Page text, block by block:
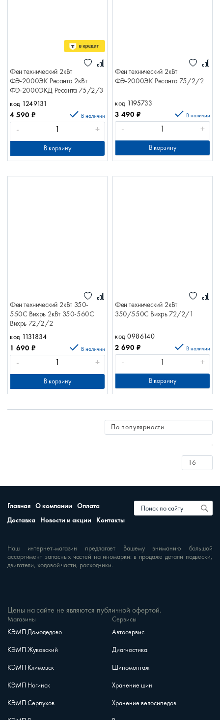
Фен технический 2кВт
ФЭ-2000ЭК Ресанта 2кВт
ФЭ-2000ЭКД Ресанта 75/2/3
код 1249131
4 590 ₽ В наличии
- +
В корзину
Фен технический 2кВт
ФЭ-2000ЭК Ресанта 75/2/2
код 1195733
3 490 ₽ В наличии
- +
В корзину
Фен технический 2кВт 350-
550С Вихрь 2кВт 350-560С
Вихрь 72/2/2
код 1131834
1 690 ₽ В наличии
- +
В корзину
Фен технический 2кВт
350/550С Вихрь 72/2/1
код 0986140
2 690 ₽ В наличии
- +
В корзину
Главная О компании
Оплата
Доставка
Новости и акции Контакты
Магазины
КЭМП Домодедово
КЭМП Жуковский
КЭМП Климовск
КЭМП Ногинск
КЭМП Серпухов
Сервисы
Автосервис
Диагностика
Шиномонтаж
Хранение шин
Хранение велосипедов
Наш интернет-магазин предлагает Вашему вниманию большой
ассортимент запасных частей на иномарки: в продаже детали подвески,
двигатели, ходовой части, расходники.
Цены на сайте не являются публичной офертой.